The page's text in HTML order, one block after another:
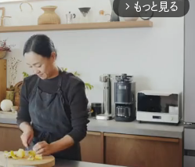
arrow_forward_ios もっと見る